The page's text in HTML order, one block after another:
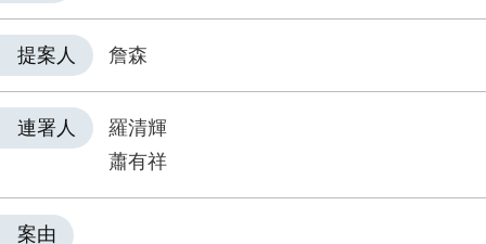
提案人 詹森
連署人
羅清輝
蕭有祥
案由